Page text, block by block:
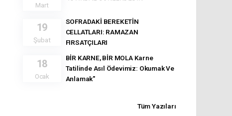
Mart
19
Şubat
SOFRADAKİ BEREKETİN
CELLATLARI: RAMAZAN
FIRSATÇILARI
18
Ocak
BİR KARNE, BİR MOLA Karne
Tatilinde Asıl Ödevimiz: Okumak Ve
Anlamak"
Tüm Yazıları